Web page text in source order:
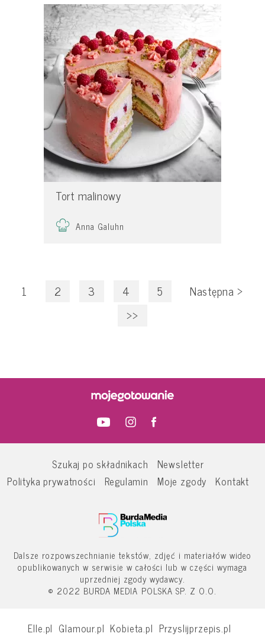
Tort malinowy
Anna Galuhn
1 2 3 4 5 Następna>
>>
Szukaj po składnikach
Newsletter
Polityka prywatności
Regulamin Moje zgody Kontakt
Dalsze rozpowszechnianie tekstów, zdjęć i materiałów wideo
opublikowanych w serwisie w całości lub w części wymaga
uprzedniej zgody wydawcy.
© 2022 BURDA MEDIA POLSKA SP. Z O.O.
Elle.pl Glamour.pl Kobieta.pl Przyslijprzepis.pl